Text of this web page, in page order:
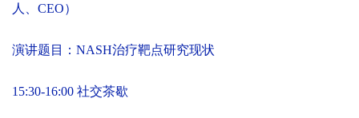
人、CEO）
演讲题目：NASH治疗靶点研究现状
15:30-16:00 社交茶歇